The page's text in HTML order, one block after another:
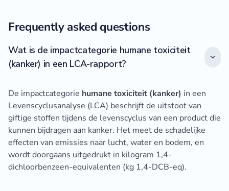
Frequently asked questions
Wat is de impactcategorie humane toxiciteit
(kanker) in een LCA-rapport?
De impactcategorie humane toxiciteit (kanker) in een
Levenscyclusanalyse (LCA) beschrijft de uitstoot van
giftige stoffen tijdens de levenscyclus van een product die
kunnen bijdragen aan kanker. Het meet de schadelijke
effecten van emissies naar lucht, water en bodem, en
wordt doorgaans uitgedrukt in kilogram 1,4-
dichloorbenzeen-equivalenten (kg 1,4-DCB-eq).